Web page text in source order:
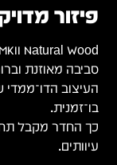
פיזור
סביבה מאוזנת
העיצוב הדו־ממדי
בו־זמנית.
כך החדר מקבל
עיוותים.